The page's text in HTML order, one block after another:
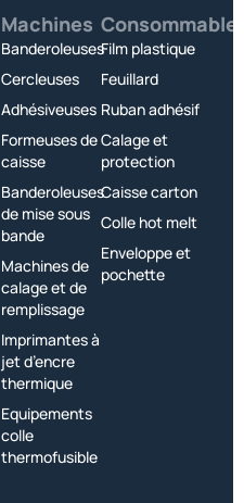
Machines
Banderoleuses
Cercleuses
Adhésiveuses
Formeuses de
caisse
Banderoleuses
de mise sous
bande
Machines de
calage et de
remplissage
Imprimantes à
jet d’encre
thermique
Equipements
colle
thermofusible
Film plastique
Feuillard
Ruban adhésif
Calage et
protection
Caisse carton
Colle hot melt
Enveloppe et
pochette